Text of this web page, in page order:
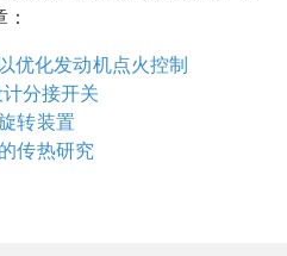
优化发动机点火控制
分接开关
转装置
传热研究